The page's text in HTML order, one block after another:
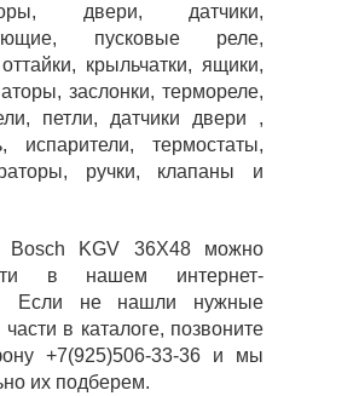
двери, датчики,
пусковые реле,
крыльчатки, ящики,
заслонки, термореле,
петли, датчики двери ,
испарители, термостаты,
ручки, клапаны и
Bosch KGV 36X48 можно
в нашем интернет-
Если не нашли нужные
в каталоге, позвоните
+7(925)506-33-36 и мы
их подберем.